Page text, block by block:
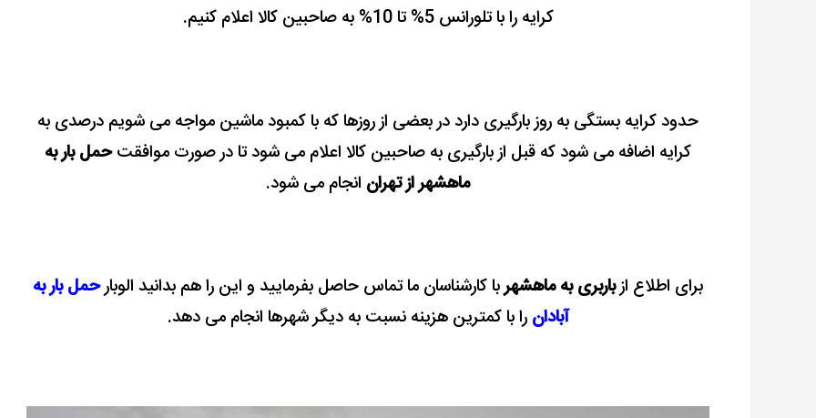
کرایه را با تلورانس 5% تا 10% به صاحبین کالا اعلام کنیم.
حدود کرایه بستگی به روز بارگیری دارد در بعضی از روزها که با کمبود ماشین مواجه می شویم درصدی به
کرایه اضافه می شود که قبل از بارگیری به صاحبین کالا اعلام می شود تا در صورت موافقتحمل بار به
ماهشهر از تهران انجام می شود.
برای اطلاع ازباربری به ماهشهربا کارشناسان ما تماس حاصل بفرمایید و این را هم بدانید الوبارحمل بار به
آبادان را با کمترین هزینه نسبت به دیگر شهرها انجام می دهد.